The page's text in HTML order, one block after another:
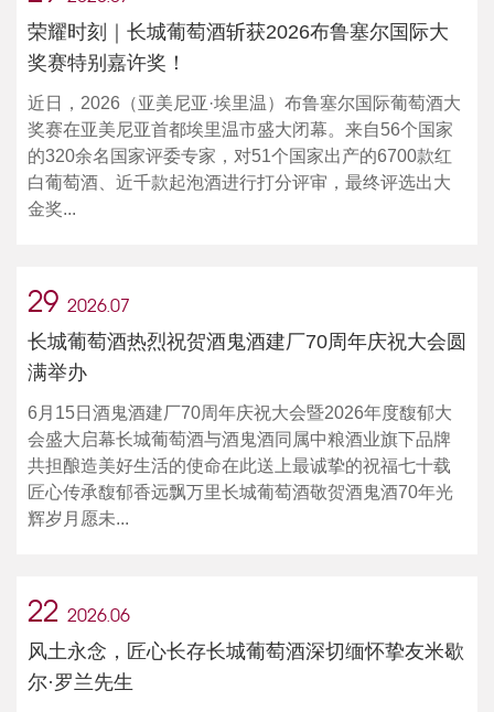
荣耀时刻｜长城葡萄酒斩获2026布鲁塞尔国际大
奖赛特别嘉许奖！
近日，2026（亚美尼亚·埃里温）布鲁塞尔国际葡萄酒大
奖赛在亚美尼亚首都埃里温市盛大闭幕。来自56个国家
的320余名国家评委专家，对51个国家出产的6700款红
白葡萄酒、近千款起泡酒进行打分评审，最终评选出大
金奖...
29 2026.07
长城葡萄酒热烈祝贺酒鬼酒建厂70周年庆祝大会圆
满举办
6月15日酒鬼酒建厂70周年庆祝大会暨2026年度馥郁大
会盛大启幕长城葡萄酒与酒鬼酒同属中粮酒业旗下品牌
共担酿造美好生活的使命在此送上最诚挚的祝福七十载
匠心传承馥郁香远飘万里长城葡萄酒敬贺酒鬼酒70年光
辉岁月愿未...
22 2026.06
风土永念，匠心长存长城葡萄酒深切缅怀挚友米歇
尔·罗兰先生